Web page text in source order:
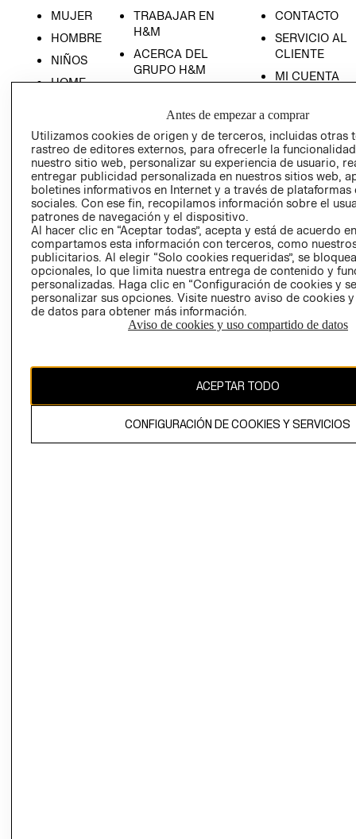
MUJER
HOMBRE
NIÑOS
HOME
TRABAJAR EN
H&M
ACERCA DEL
GRUPO H&M
SOCIAL
PRENSA
RELACIÓN CON
INVERSIONISTAS
POLÍTICA
EMPRESARIAL
CONTACTO
SERVICIO AL
CLIENTE
MI CUENTA
TIENDAS
- RETIRO EN
TIENDA
TÉRMINOS Y
CONDICIONES
AVISO DE
PRIVACIDAD
GIFT CARD
AVISO DE
COOKIES
CAMBIAR REGIÓN
Antes de empezar a comprar
Utilizamos cookies de origen y de terceros, incluidas otras
rastreo de editores externos, para ofrecerle la
nuestro sitio web, personalizar su experiencia de usuario,
entregar publicidad personalizada en nuestros sitios web,
boletines informativos en Internet y a través de plataformas
sociales. Con ese fin, recopilamos información sobre el
patrones de navegación y el dispositivo.
Al hacer clic en “Aceptar todas”, acepta y está de acuerdo
compartamos esta información con terceros, como
publicitarios. Al elegir “Solo cookies requeridas”, se
opcionales, lo que limita nuestra entrega de contenido y
personalizadas. Haga clic en “Configuración de cookies y
personalizar sus opciones. Visite nuestro aviso de cookies
de datos para obtener más información.
Aviso de cookies y uso compartido de datos
ACEPTAR TODO
CONFIGURACIÓN DE COOKIES Y SERVICIOS